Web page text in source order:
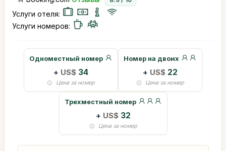
Услуги отеля:
Услуги номеров:
Одноместный номер
+ US$ 34
Цена за номер
Номер на двоих
+ US$ 22
Цена за номер
Трехместный номер
+ US$ 32
Цена за номер